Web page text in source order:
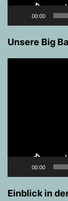
00:00
Unsere Big
00:00
Einblick in